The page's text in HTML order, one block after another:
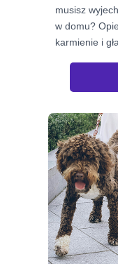
musisz
w domu?
karmienie i